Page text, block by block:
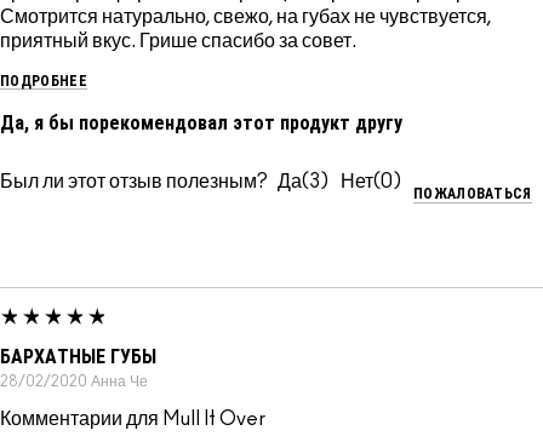
Смотрится натурально, свежо, на губах не чувствуется,
приятный вкус. Грише спасибо за совет.
ПОДРОБНЕЕ
Да, я бы порекомендовал этот продукт другу
Был ли этот отзыв полезным? 3 0
ПОЖАЛОВАТЬСЯ
БАРХАТНЫЕ ГУБЫ
28/02/2020 Анна Че
Комментарии для Mull It Over